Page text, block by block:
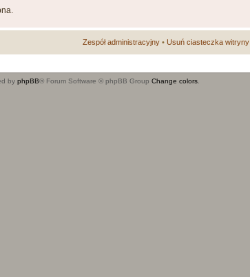
Zespół administracyjny • Usuń ciasteczka witryny
by phpBB® Forum Software © phpBB Group Change colors.